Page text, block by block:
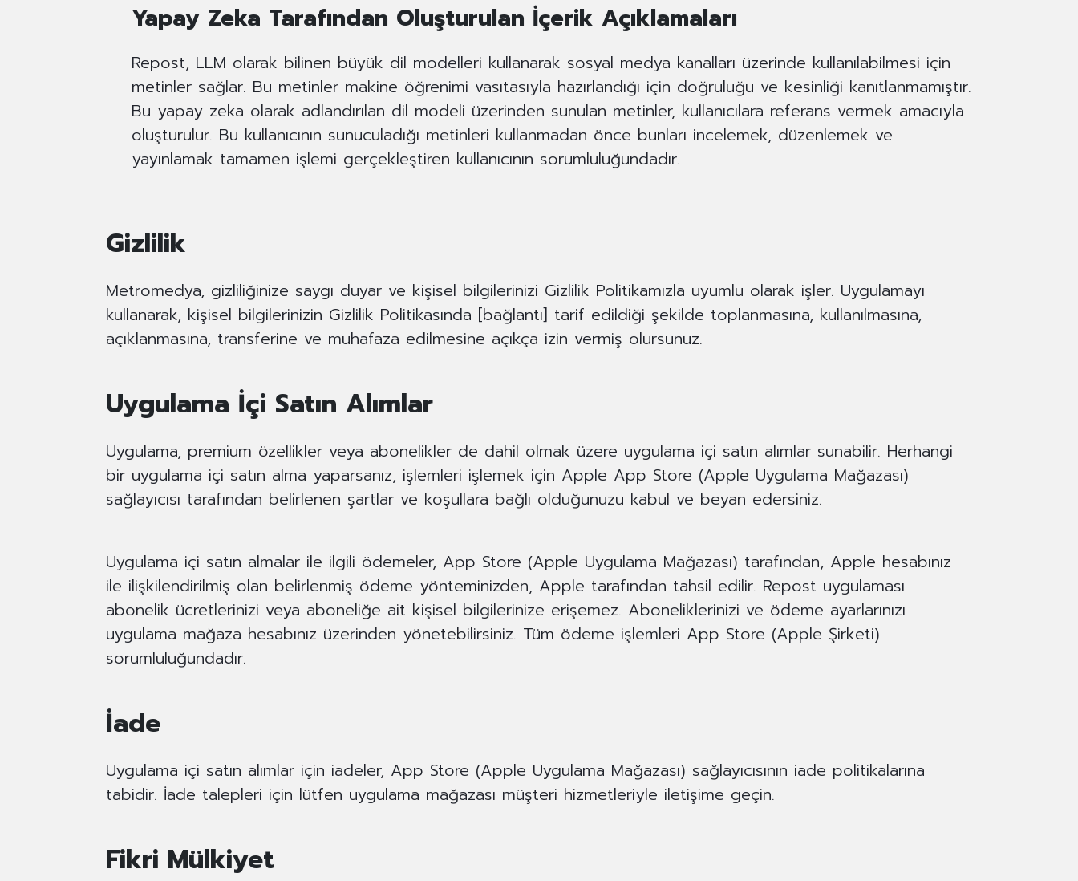
Yapay Zeka Tarafından Oluşturulan İçerik Açıklamaları
Repost, LLM olarak bilinen büyük dil modelleri kullanarak sosyal medya kanalları üzerinde kullanılabilmesi için
metinler sağlar. Bu metinler makine öğrenimi vasıtasıyla hazırlandığı için doğruluğu ve kesinliği kanıtlanmamıştır.
Bu yapay zeka olarak adlandırılan dil modeli üzerinden sunulan metinler, kullanıcılara referans vermek amacıyla
oluşturulur. Bu kullanıcının sunuculadığı metinleri kullanmadan önce bunları incelemek, düzenlemek ve
yayınlamak tamamen işlemi gerçekleştiren kullanıcının sorumluluğundadır.
Gizlilik
Metromedya, gizliliğinize saygı duyar ve kişisel bilgilerinizi Gizlilik Politikamızla uyumlu olarak işler. Uygulamayı
kullanarak, kişisel bilgilerinizin Gizlilik Politikasında [bağlantı] tarif edildiği şekilde toplanmasına, kullanılmasına,
açıklanmasına, transferine ve muhafaza edilmesine açıkça izin vermiş olursunuz.
Uygulama İçi Satın Alımlar
Uygulama, premium özellikler veya abonelikler de dahil olmak üzere uygulama içi satın alımlar sunabilir. Herhangi
bir uygulama içi satın alma yaparsanız, işlemleri işlemek için Apple App Store (Apple Uygulama Mağazası)
sağlayıcısı tarafından belirlenen şartlar ve koşullara bağlı olduğunuzu kabul ve beyan edersiniz.
Uygulama içi satın almalar ile ilgili ödemeler, App Store (Apple Uygulama Mağazası) tarafından, Apple hesabınız
ile ilişkilendirilmiş olan belirlenmiş ödeme yönteminizden, Apple tarafından tahsil edilir. Repost uygulaması
abonelik ücretlerinizi veya aboneliğe ait kişisel bilgilerinize erişemez. Aboneliklerinizi ve ödeme ayarlarınızı
uygulama mağaza hesabınız üzerinden yönetebilirsiniz. Tüm ödeme işlemleri App Store (Apple Şirketi)
sorumluluğundadır.
İade
Uygulama içi satın alımlar için iadeler, App Store (Apple Uygulama Mağazası) sağlayıcısının iade politikalarına
tabidir. İade talepleri için lütfen uygulama mağazası müşteri hizmetleriyle iletişime geçin.
Fikri Mülkiyet